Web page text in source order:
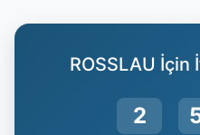
ROSSLAU İçin
2